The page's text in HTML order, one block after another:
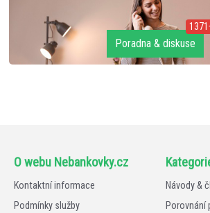
Poradna & diskuse
O webu Nebankovky.cz
Kontaktní informace
Podmínky služby
Návody &
Porovnání